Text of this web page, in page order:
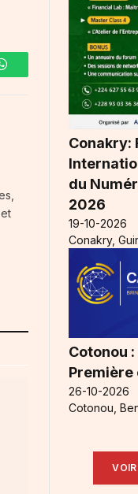
WhatsApp
Conakry:
du
2026
19-10-2026
Conakry,
Cotonou
Première
26-10-2026
Cotonou,